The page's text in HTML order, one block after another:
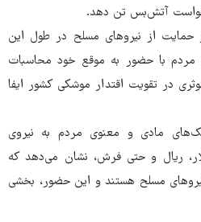
حمایت از نیروهای مسلح در طول این
با حضور به موقع خود محاسبات
در تقویت اقتدار موشکی کشور ایفا
مادی و معنوی مردم به نیروی
ریال و حتی فرش، نشان می‌دهد که
مسلح هستند و این حضور، بخشی